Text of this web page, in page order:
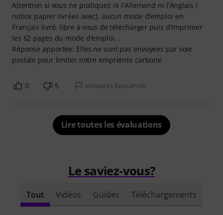
Attention si vous ne pratiquez ni l'Allemand ni l'Anglais (
notice papier livrées avec), aucun mode d'emploi en
Français livré, libre à vous de télécharger puis d'imprimer
les 62 pages du mode d'emploi...
Réponse apportée: Elles ne sont pas envoyées par voie
postale pour limiter notre empreinte carbone
0 5 SIGNALER L'ÉVALUATION
Lire toutes les évaluations
Le saviez-vous?
Tout Vidéos Guides Téléchargements